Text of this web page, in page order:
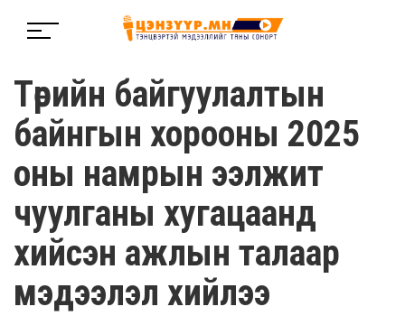
Төрийн байгуулалтын
байнгын хорооны 2025
оны намрын ээлжит
чуулганы хугацаанд
хийсэн ажлын талаар
мэдээлэл хийлээ